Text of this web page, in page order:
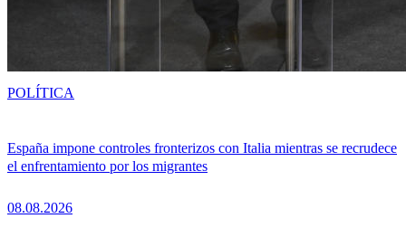
España impone controles fronterizos con Italia mientras se recrudece
el enfrentamiento por los migrantes
08.08.2026
POLÍTICA